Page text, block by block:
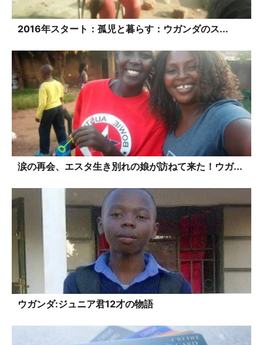
2016年スタート：孤児と暮らす：ウガンダのス...
涙の再会、エスタ生き別れの娘が訪ねて来た！ウガ...
ウガンダ:ジュニア君12才の物語